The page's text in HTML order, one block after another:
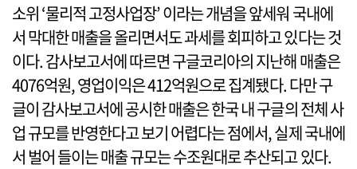
소위 ‘물리적 고정사업장’ 이라는 개념을 앞세워 국내에
서 막대한 매출을 올리면서도 과세를 회피하고 있다는 것
이다. 감사보고서에 따르면 구글코리아의 지난해 매출은
4076억원, 영업이익은 412억원으로 집계됐다. 다만 구
글이 감사보고서에 공시한 매출은 한국 내 구글의 전체 사
업 규모를 반영한다고 보기 어렵다는 점에서, 실제 국내에
서 벌어 들이는 매출 규모는 수조원대로 추산되고 있다.